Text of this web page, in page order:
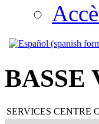
BASSE
SERVICES CENTRE